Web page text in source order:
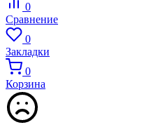
0
Сравнение
0
Закладки
0
Корзина